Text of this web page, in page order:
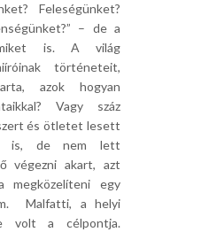
Feleségünket?
– de a
is. A világ
történeteit,
azok hogyan
Vagy száz
és ötletet lesett
is, de nem lett
végezni akart, azt
megközelíteni egy
Malfatti, a helyi
volt a célpontja.